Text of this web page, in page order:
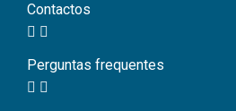
Contactos
Perguntas frequentes